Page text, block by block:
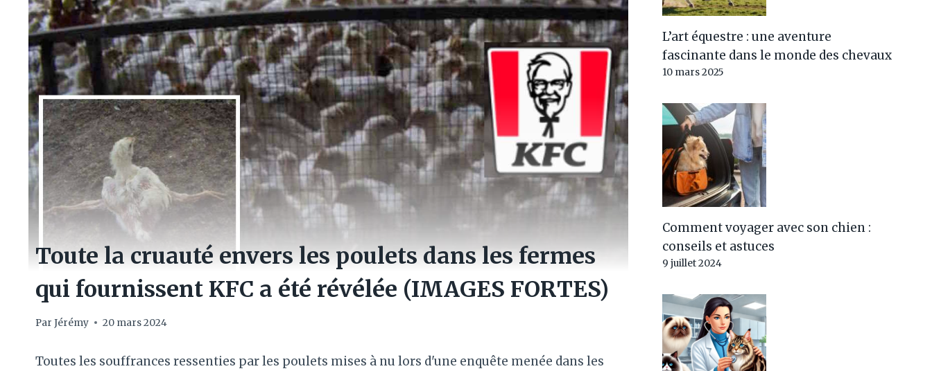
Toute la cruauté envers les poulets dans les fermes
qui fournissent KFC a été révélée (IMAGES FORTES)
Par Jérémy 20 mars 2024
Toutes les souffrances ressenties par les poulets mises à nu lors d'une enquête menée dans les
L’art équestre : une aventure
fascinante dans le monde des chevaux
10 mars 2025
Comment voyager avec son chien :
conseils et astuces
9 juillet 2024